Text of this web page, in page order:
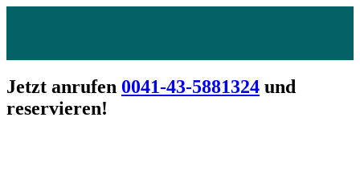
Jetzt anrufen 0041-43-5881324 und
reservieren!